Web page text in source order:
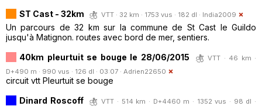
ST Cast - 32km
VTT · 32 km · 1753 vus · 182 dl · India2009
Un parcours de 32 km sur la commune de St Cast le Guildo
jusqu'à Matignon. routes avec bord de mer, sentiers.
40km pleurtuit se bouge le 28/06/2015
VTT · 46 km ·
D+490 m · 990 vus · 126 dl · 03:07 · Adrien22650
circuit vtt Pleurtuit se bouge
Dinard Roscoff
VTT · 514 km · D+4460 m · 1352 vus · 98 dl ·